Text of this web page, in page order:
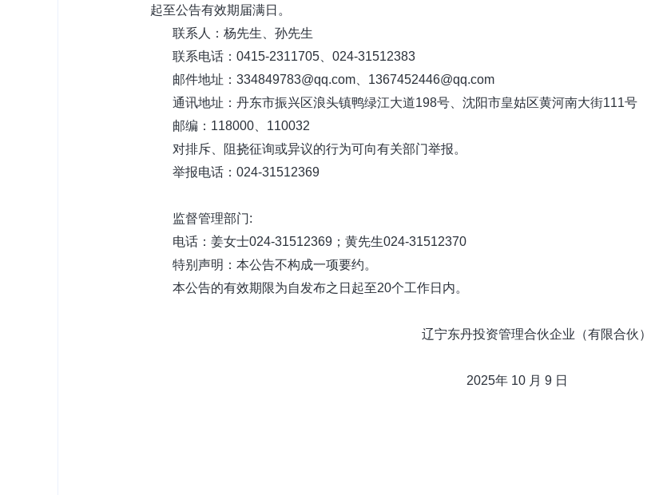
起至公告有效期届满日。
联系人：杨先生、孙先生
联系电话：0415-2311705、024-31512383
邮件地址：334849783@qq.com、1367452446@qq.com
通讯地址：丹东市振兴区浪头镇鸭绿江大道198号、沈阳市皇姑区黄河南大街111号
邮编：118000、110032
对排斥、阻挠征询或异议的行为可向有关部门举报。
举报电话：024-31512369
监督管理部门:
电话：姜女士024-31512369；黄先生024-31512370
特别声明：本公告不构成一项要约。
本公告的有效期限为自发布之日起至20个工作日内。
辽宁东丹投资管理合伙企业（有限合伙）
2025年 10 月 9 日